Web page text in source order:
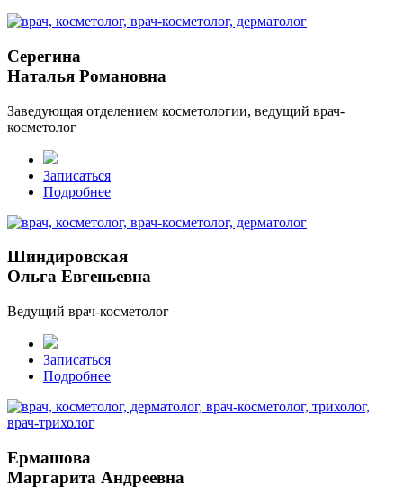
Серегина
Наталья Романовна
Заведующая отделением косметологии, ведущий врач-
косметолог
Записаться
Подробнее
Шиндировская
Ольга Евгеньевна
Ведущий врач-косметолог
Записаться
Подробнее
Ермашова
Маргарита Андреевна